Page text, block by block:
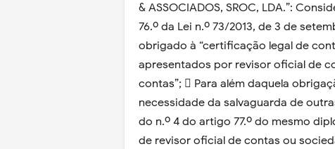
& ASSOCIADOS, SROC, LDA.”:
76.º da Lei n.º 73/2013, de 3 de
obrigado à “certificação legal de
apresentados por revisor oficial de
contas”;  Para além daquela
necessidade da salvaguarda de
do n.º 4 do artigo 77.º do mesmo
de revisor oficial de contas ou